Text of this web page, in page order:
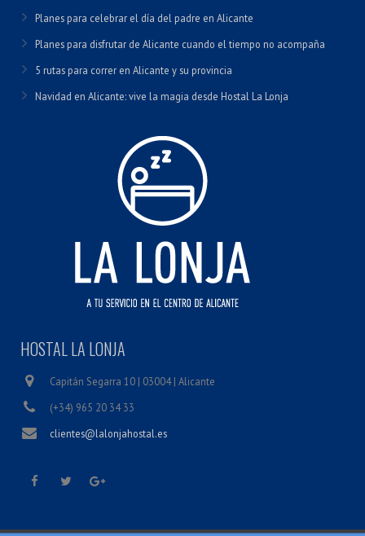
Planes para celebrar el día del padre en Alicante
Planes para disfrutar de Alicante cuando el tiempo no acompaña
5 rutas para correr en Alicante y su provincia
Navidad en Alicante: vive la magia desde Hostal La Lonja
HOSTAL LA LONJA
Capitán Segarra 10 | 03004 | Alicante
(+34) 965 20 34 33
clientes@lalonjahostal.es